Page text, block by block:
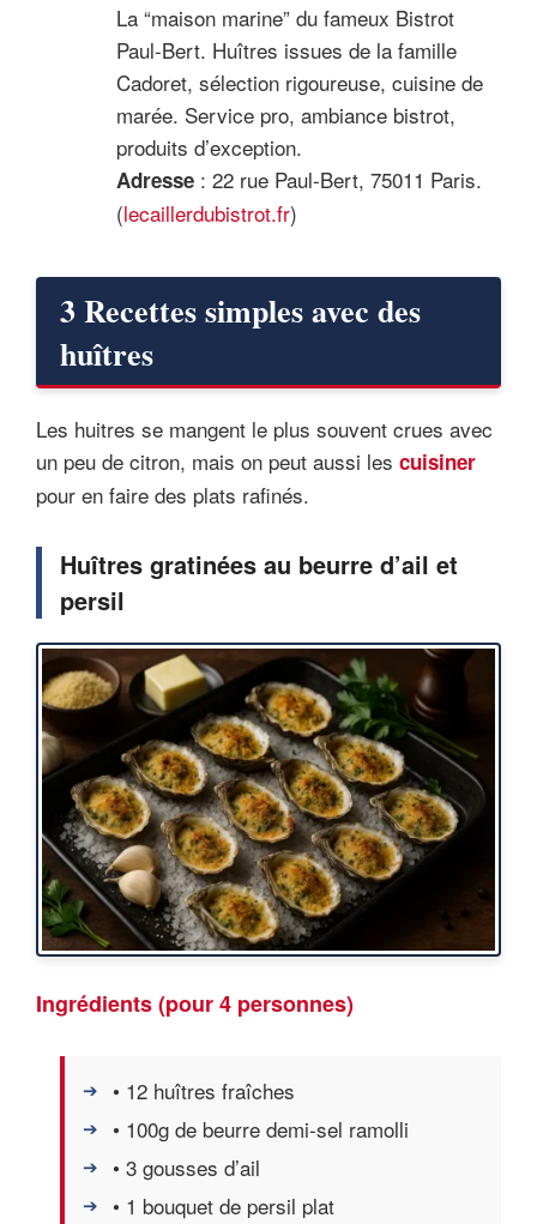
La “maison marine” du fameux Bistrot
Paul-Bert. Huîtres issues de la famille
Cadoret, sélection rigoureuse, cuisine de
marée. Service pro, ambiance bistrot,
produits d’exception.
Adresse : 22 rue Paul-Bert, 75011 Paris.
(lecaillerdubistrot.fr)
3 Recettes simples avec des
huîtres
Les huitres se mangent le plus souvent crues avec
un peu de citron, mais on peut aussi les cuisiner
pour en faire des plats rafinés.
Huîtres gratinées au beurre d’ail et
persil
Ingrédients (pour 4 personnes)
• 12 huîtres fraîches
• 100g de beurre demi-sel ramolli
• 3 gousses d’ail
• 1 bouquet de persil plat